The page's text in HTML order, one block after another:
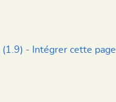
(1.9) - Intégrer cette page